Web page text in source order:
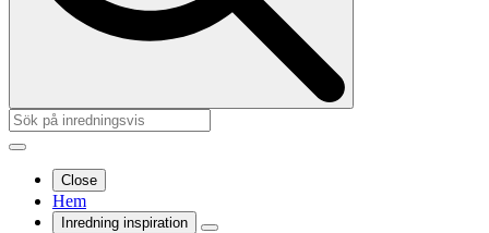
Close
Hem
Inredning inspiration